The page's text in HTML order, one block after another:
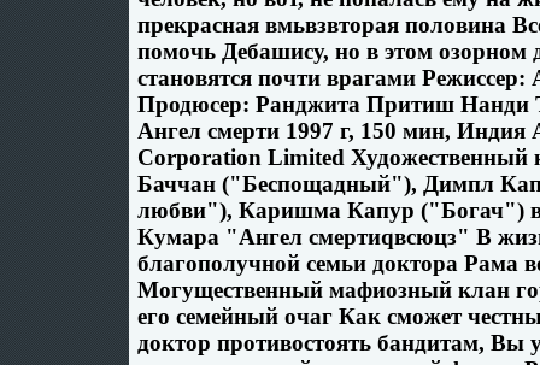
прекрасная вмьвзвторая половина
помочь Дебашису, но в этом
становятся почти врагами
Продюсер: Ранджита Притиш Нанди
Ангел смерти 1997 г, 150 мин, Индия
Corporation Limited
Баччан ("Беспощадный"), Димпл
любви"), Каришма Капур ("Богач")
Кумара "Ангел смертиqвсюцз" В
благополучной семьи доктора Рама
Могущественный мафиозный клан
его семейный очаг Как сможет
доктор противостоять бандитам, Вы